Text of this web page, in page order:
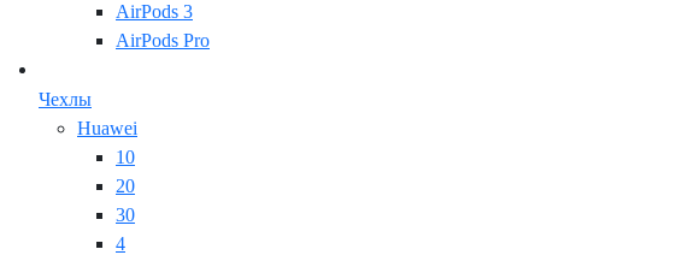
AirPods 3
AirPods Pro
Чехлы
Huawei
10
20
30
4